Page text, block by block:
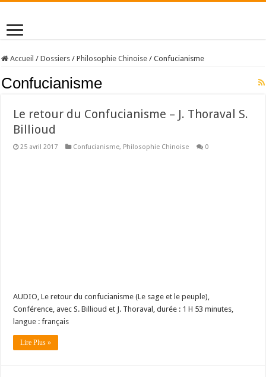
Accueil / Dossiers / Philosophie Chinoise / Confucianisme
Confucianisme
Le retour du Confucianisme – J. Thoraval S.
Billioud
25 avril 2017 Confucianisme, Philosophie Chinoise 0
AUDIO, Le retour du confucianisme (Le sage et le peuple),
Conférence, avec S. Billioud et J. Thoraval, durée : 1 H 53 minutes,
langue : français
Lire Plus »